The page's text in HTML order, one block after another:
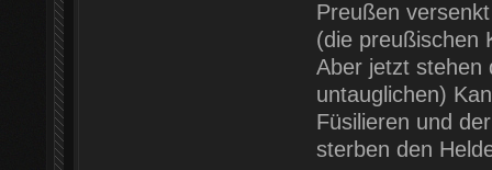
Preußen
(die preußischen
Aber jetzt stehen
untauglichen)
Füsilieren und
sterben den